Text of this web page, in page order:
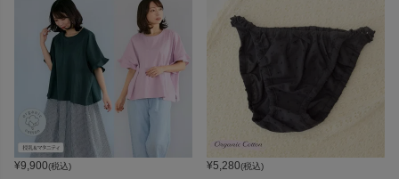
¥9,900(税込) ¥5,280(税込)